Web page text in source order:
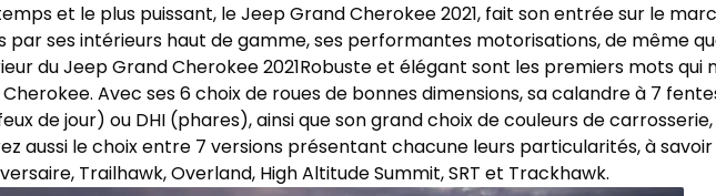
et le plus puissant, le Jeep Grand Cherokee 2021, fait son entrée sur le
par ses intérieurs haut de gamme, ses performantes motorisations, de même
du Jeep Grand Cherokee 2021Robuste et élégant sont les premiers mots qui
Avec ses 6 choix de roues de bonnes dimensions, sa calandre à 7
de jour) ou DHI (phares), ainsi que son grand choix de couleurs de
aussi le choix entre 7 versions présentant chacune leurs particularités, à savoir
Trailhawk, Overland, High Altitude Summit, SRT et Trackhawk.